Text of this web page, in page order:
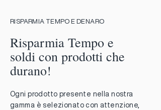
RISPARMIA TEMPO E DENARO
Risparmia Tempo e
soldi con prodotti che
durano!
Ogni prodotto presente nella nostra
gamma è selezionato con attenzione,